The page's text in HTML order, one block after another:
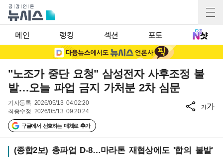
메인 랭킹 섹션 포토
"노조가 중단 요청" 삼성전자 사후조정 불
발…오늘 파업 금지 가처분 2차 심문
기사등록 2026/05/13 04:02:20
최종수정 2026/05/13 09:20:24
구글에서 선호하는 매체로 추가
가가
(종합2보) 총파업 D-8…마라톤 재협상에도 '합의 불발'